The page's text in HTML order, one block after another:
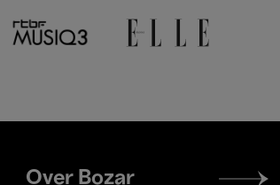
Footer
Over Bozar